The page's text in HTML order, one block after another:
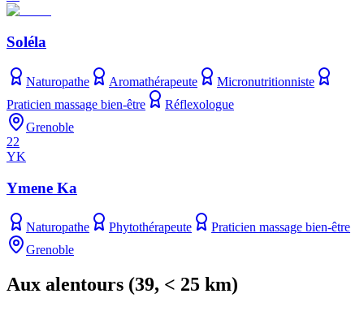
Soléla
Naturopathe Aromathérapeute
Micronutritionniste
Praticien massage bien-être
Réflexologue
Grenoble
22
YK
Ymene Ka
Naturopathe Phytothérapeute
Praticien massage bien-être
Grenoble
Aux alentours (39, < 25 km)